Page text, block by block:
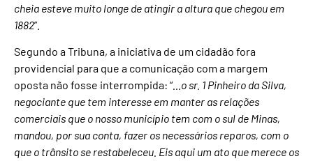
cheia esteve muito longe de atingir a altura que chegou em
1882”.
Segundo a Tribuna, a iniciativa de um cidadão fora
providencial para que a comunicação com a margem
oposta não fosse interrompida: “…o sr. 1 Pinheiro da Silva,
negociante que tem interesse em manter as relações
comerciais que o nosso município tem com o sul de Minas,
mandou, por sua conta, fazer os necessários reparos, com o
que o trânsito se restabeleceu. Eis aqui um ato que merece os